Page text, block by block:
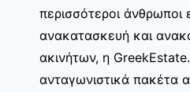
περισσότεροι άνθρωποι
ανακατασκευή και
ακινήτων, η
ανταγωνιστικά πακέτα